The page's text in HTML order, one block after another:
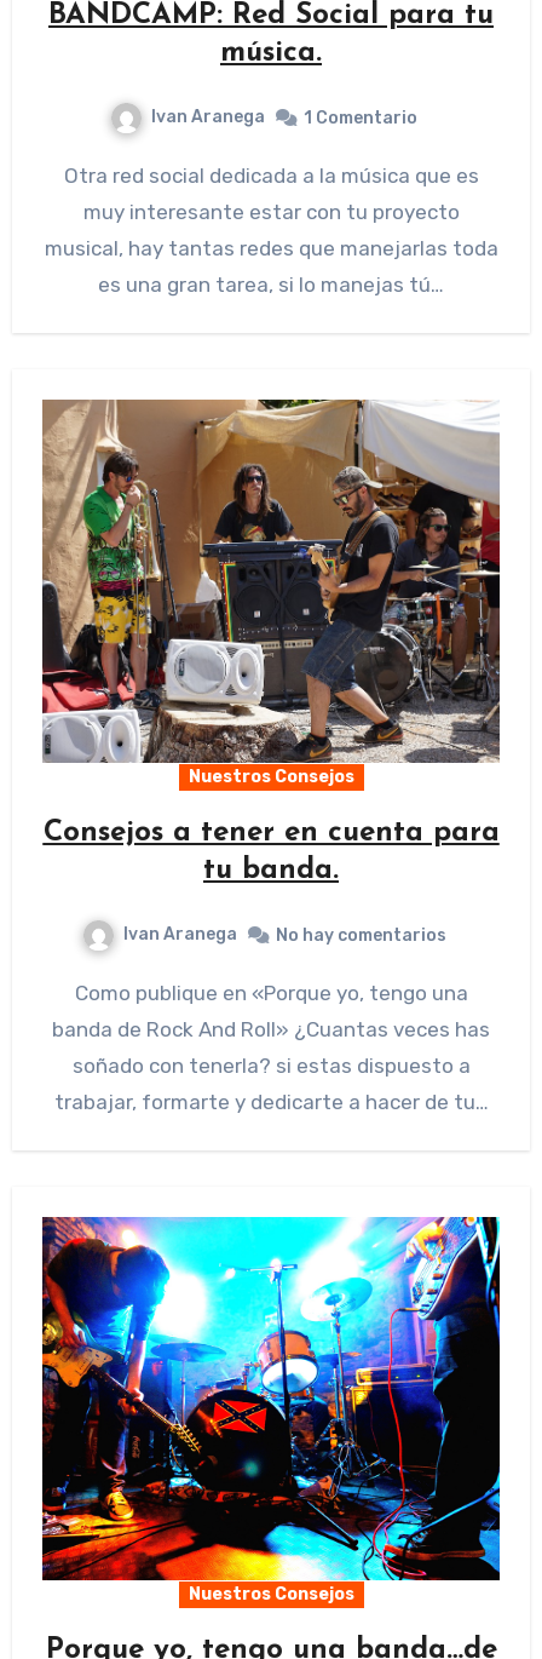
BANDCAMP: Red Social para tu
música.
Ivan Aranega 1 Comentario
Otra red social dedicada a la música que es
muy interesante estar con tu proyecto
musical, hay tantas redes que manejarlas toda
es una gran tarea, si lo manejas tú…
Nuestros Consejos
Consejos a tener en cuenta para
tu banda.
Ivan Aranega No hay comentarios
Como publique en «Porque yo, tengo una
banda de Rock And Roll» ¿Cuantas veces has
soñado con tenerla? si estas dispuesto a
trabajar, formarte y dedicarte a hacer de tu…
Nuestros Consejos
Porque yo, tengo una banda…de